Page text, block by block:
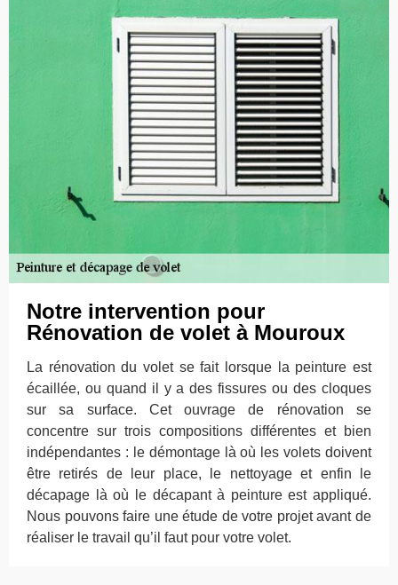
Notre intervention pour
Rénovation de volet à Mouroux
La rénovation du volet se fait lorsque la peinture est
écaillée, ou quand il y a des fissures ou des cloques
sur sa surface. Cet ouvrage de rénovation se
concentre sur trois compositions différentes et bien
indépendantes : le démontage là où les volets doivent
être retirés de leur place, le nettoyage et enfin le
décapage là où le décapant à peinture est appliqué.
Nous pouvons faire une étude de votre projet avant de
réaliser le travail qu’il faut pour votre volet.